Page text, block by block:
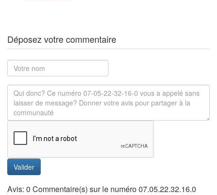
Déposez votre commentaire
Valider
Avis: 0 Commentaire(s) sur le numéro 07.05.22.32.16.0